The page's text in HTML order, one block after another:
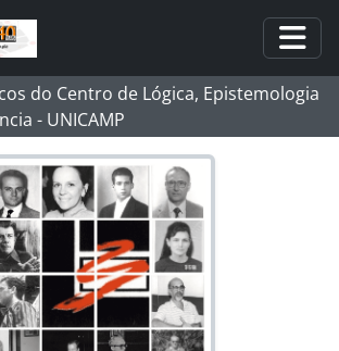
do Centro de Lógica, Epistemologia
- UNICAMP